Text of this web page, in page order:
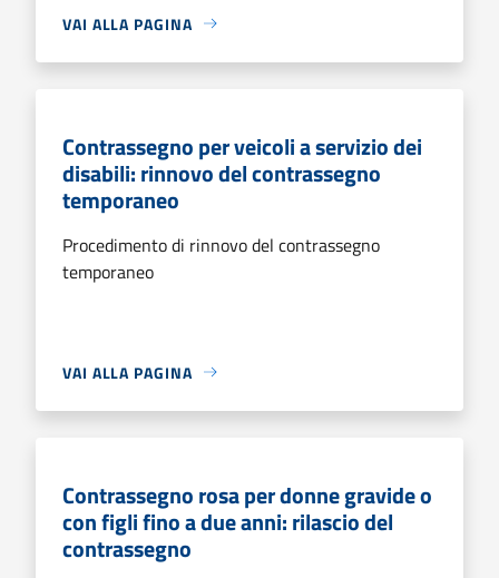
VAI ALLA PAGINA
Contrassegno per veicoli a servizio dei
disabili: rinnovo del contrassegno
temporaneo
Procedimento di rinnovo del contrassegno
temporaneo
VAI ALLA PAGINA
Contrassegno rosa per donne gravide o
con figli fino a due anni: rilascio del
contrassegno